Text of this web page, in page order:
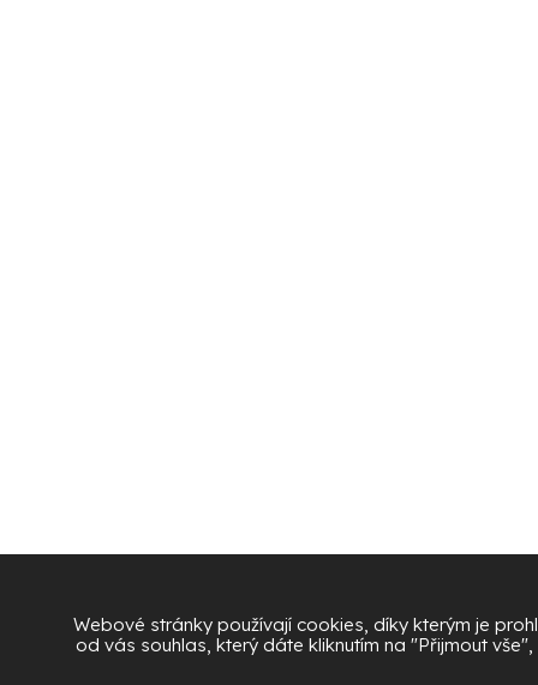
Webové stránky používají cookies, díky kterým je
od vás souhlas, který dáte kliknutím na "Přijmout